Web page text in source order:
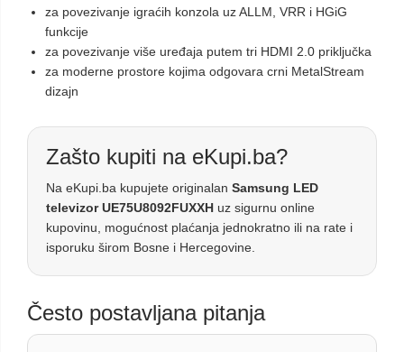
za povezivanje igraćih konzola uz ALLM, VRR i HGiG
funkcije
za povezivanje više uređaja putem tri HDMI 2.0 priključka
za moderne prostore kojima odgovara crni MetalStream
dizajn
Zašto kupiti na eKupi.ba?
Na eKupi.ba kupujete originalan Samsung LED
televizor UE75U8092FUXXH uz sigurnu online
kupovinu, mogućnost plaćanja jednokratno ili na rate i
isporuku širom Bosne i Hercegovine.
Često postavljana pitanja